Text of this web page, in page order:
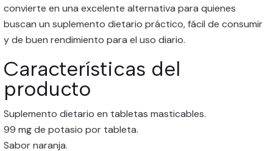
convierte en una excelente alternativa para quienes
buscan un suplemento dietario práctico, fácil de consumir
y de buen rendimiento para el uso diario.
Características del
producto
Suplemento dietario en tabletas masticables.
99 mg de potasio por tableta.
Sabor naranja.